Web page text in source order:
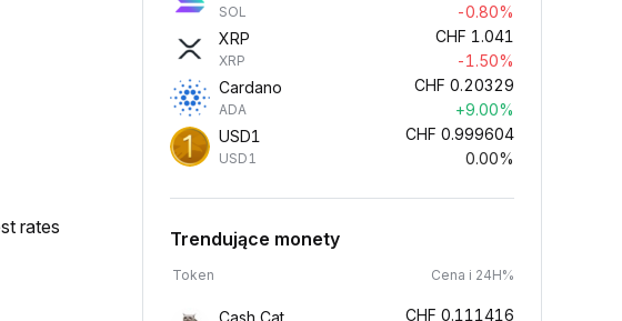
rates
SOL
-0.80%
XRP
XRP
CHF 1.041
-1.50%
Cardano
ADA
CHF 0.20329
+9.00%
USD1
USD1
CHF 0.999604
0.00%
Trendujące monety
Token Cena i 24H%
Cash Cat CHF 0.111416